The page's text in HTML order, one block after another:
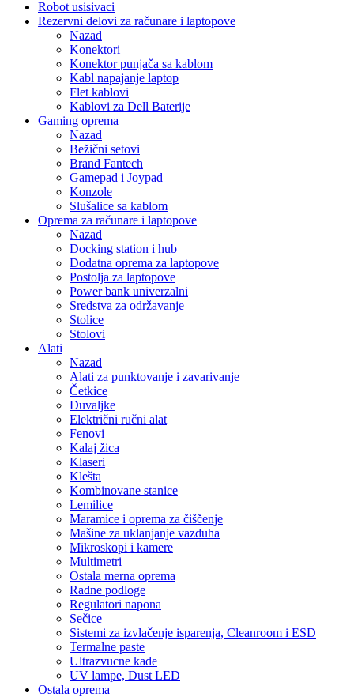
Robot usisivaci
Rezervni delovi za računare i laptopove
Nazad
Konektori
Konektor punjača sa kablom
Kabl napajanje laptop
Flet kablovi
Kablovi za Dell Baterije
Gaming oprema
Nazad
Bežični setovi
Brand Fantech
Gamepad i Joypad
Konzole
Slušalice sa kablom
Oprema za računare i laptopove
Nazad
Docking station i hub
Dodatna oprema za laptopove
Postolja za laptopove
Power bank univerzalni
Sredstva za održavanje
Stolice
Stolovi
Alati
Nazad
Alati za punktovanje i zavarivanje
Četkice
Duvaljke
Električni ručni alat
Fenovi
Kalaj žica
Klaseri
Klešta
Kombinovane stanice
Lemilice
Maramice i oprema za čiščenje
Mašine za uklanjanje vazduha
Mikroskopi i kamere
Multimetri
Ostala merna oprema
Radne podloge
Regulatori napona
Sečice
Sistemi za izvlačenje isparenja, Cleanroom i ESD
Termalne paste
Ultrazvucne kade
UV lampe, Dust LED
Ostala oprema